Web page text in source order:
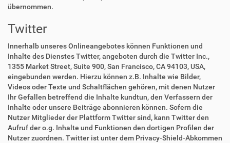
übernommen.
Twitter
Innerhalb unseres Onlineangebotes können Funktionen und
Inhalte des Dienstes Twitter, angeboten durch die Twitter Inc.,
1355 Market Street, Suite 900, San Francisco, CA 94103, USA,
eingebunden werden. Hierzu können z.B. Inhalte wie Bilder,
Videos oder Texte und Schaltflächen gehören, mit denen Nutzer
Ihr Gefallen betreffend die Inhalte kundtun, den Verfassern der
Inhalte oder unsere Beiträge abonnieren können. Sofern die
Nutzer Mitglieder der Plattform Twitter sind, kann Twitter den
Aufruf der o.g. Inhalte und Funktionen den dortigen Profilen der
Nutzer zuordnen. Twitter ist unter dem Privacy-Shield-Abkommen